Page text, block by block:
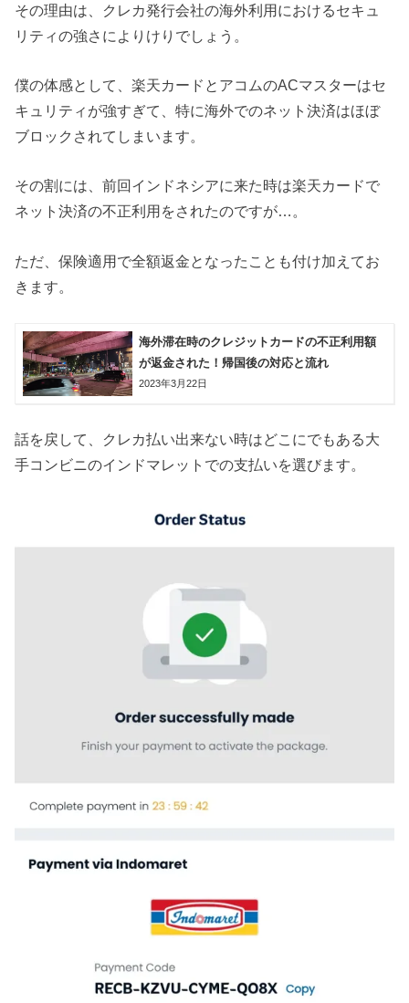
その理由は、クレカ発行会社の海外利用におけるセキュ
リティの強さによりけりでしょう。
僕の体感として、楽天カードとアコムのACマスターはセ
キュリティが強すぎて、特に海外でのネット決済はほぼ
ブロックされてしまいます。
その割には、前回インドネシアに来た時は楽天カードで
ネット決済の不正利用をされたのですが…。
ただ、保険適用で全額返金となったことも付け加えてお
きます。
海外滞在時のクレジットカードの不正利用額
が返金された！帰国後の対応と流れ
2023年3月22日
話を戻して、クレカ払い出来ない時はどこにでもある大
手コンビニのインドマレットでの支払いを選びます。